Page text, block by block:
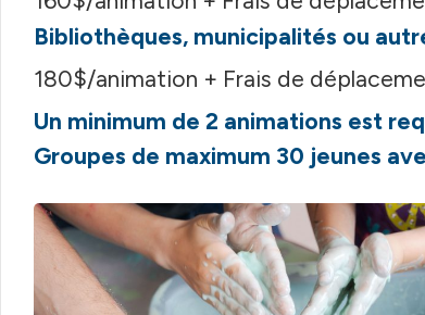
Bibliothèques, municipalités ou
180$/animation + Frais de
Un minimum de 2 animations est
Groupes de maximum 30 jeunes